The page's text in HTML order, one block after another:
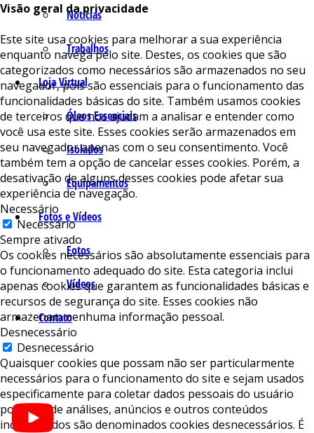
Notícias
Trabalhos
Loja Virtual
Óleos Essenciais
Isolados
Equipamentos
Fotos e Vídeos
Fotos
Vídeos
Contato
Visão geral da privacidade
Este site usa cookies para melhorar a sua experiência
enquanto navega pelo site. Destes, os cookies que são
categorizados como necessários são armazenados no seu
navegador, pois são essenciais para o funcionamento das
funcionalidades básicas do site. Também usamos cookies
de terceiros que nos ajudam a analisar e entender como
você usa este site. Esses cookies serão armazenados em
seu navegador apenas com o seu consentimento. Você
também tem a opção de cancelar esses cookies. Porém, a
desativação de alguns desses cookies pode afetar sua
experiência de navegação.
Necessário
Necessário
Sempre ativado
Os cookies necessários são absolutamente essenciais para
o funcionamento adequado do site. Esta categoria inclui
apenas cookies que garantem as funcionalidades básicas e
recursos de segurança do site. Esses cookies não
armazenam nenhuma informação pessoal.
Desnecessário
Desnecessário
Quaisquer cookies que possam não ser particularmente
necessários para o funcionamento do site e sejam usados ​​
especificamente para coletar dados pessoais do usuário
por meio de análises, anúncios e outros conteúdos
incorporados são denominados cookies desnecessários. É